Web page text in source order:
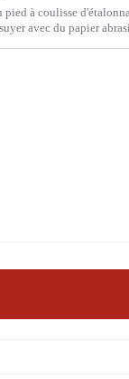
pied à coulisse
avec du papier